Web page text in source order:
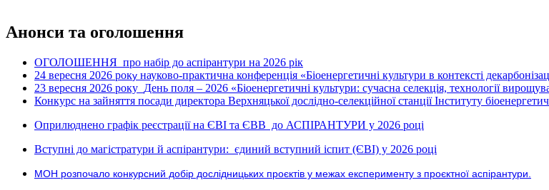
Анонси та оголошення
ОГОЛОШЕННЯ про набір до аспірантури на 2026 рік
24 вересня 2026 року науково-практична конференція «Біоенергетичні культури в контексті
23 вересня 2026 року День поля – 2026 «Біоенергетичні культури: сучасна селекція, технології
Конкурс на зайняття посади директора Верхняцької дослідно-селекційної станції Інституту
Оприлюднено графік реєстрації на ЄВІ та ЄВВ до АСПІРАНТУРИ у 2026 році
Вступні до магістратури й аспірантури: єдиний вступний іспит (ЄВІ) у 2026 році
МОН розпочало конкурсний добір дослідницьких проєктів у межах експерименту з проєктної аспірантури.